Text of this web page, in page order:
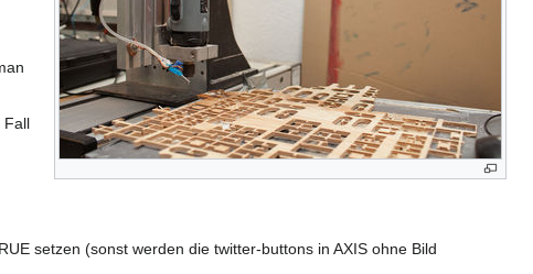
Fall
setzen (sonst werden die twitter-buttons in AXIS ohne Bild